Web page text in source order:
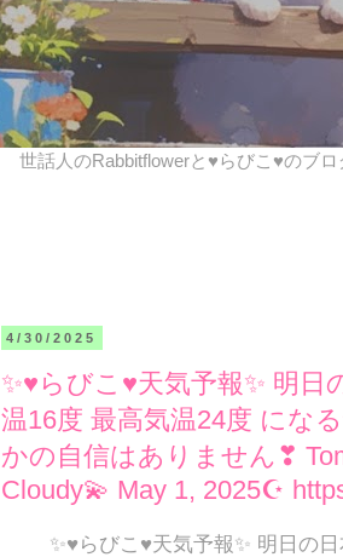
世話人のRabbitflowerと♥らびこ♥のブロ
4/30/2025
✨♥らびこ♥天気予報✨ 明
温16度 最高気温24度 にな
かの自信はありません❣
Cloudy💫 May 1, 2025☪
✨♥らびこ♥天気予報✨ 明日の